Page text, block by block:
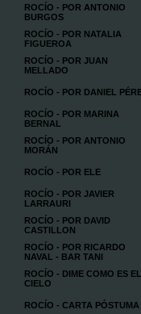
ROCÍO - POR ANTONIO
BURGOS
ROCÍO - POR NATALIA
FIGUEROA
ROCÍO - POR JUAN
MELLADO
ROCÍO - POR DANIEL
ROCÍO - POR MARINA
BERNAL
ROCÍO - POR ANTONIO
MORÁN
ROCÍO - POR ELE
ROCÍO - POR JAVIER
LARRAURI
ROCÍO - POR DAVID
CASTILLON
ROCÍO - POR RICARDO
NAVAL - BAR TANI
ROCÍO - DIME COMO ES EL
CIELO
ROCÍO - CARTA PÓSTUMA